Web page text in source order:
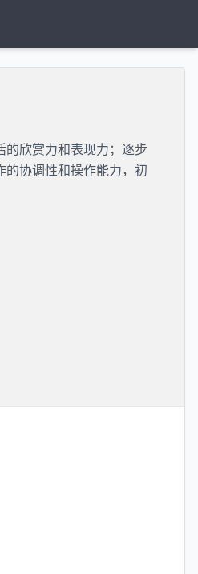
的欣赏力和表现力；逐步
协调性和操作能力，初